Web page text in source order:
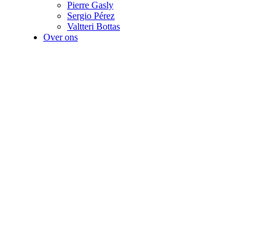
Pierre Gasly
Sergio Pérez
Valtteri Bottas
Over ons